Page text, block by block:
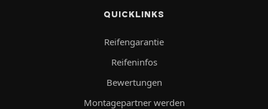
QUICKLINKS
Reifengarantie
Reifeninfos
Bewertungen
Montagepartner werden